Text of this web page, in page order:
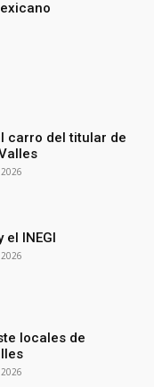
carro del titular de
el INEGI
locales de